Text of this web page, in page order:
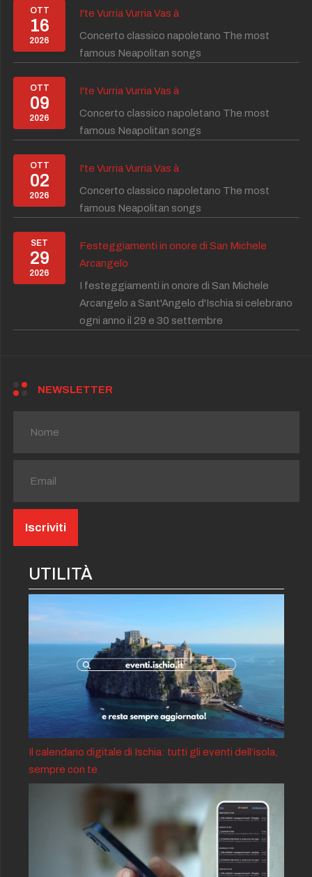
OTT
16
2026
I'te Vurria Vurria Vas à
Concerto classico napoletano The most
famous Neapolitan songs
OTT
09
2026
I'te Vurria Vurria Vas à
Concerto classico napoletano The most
famous Neapolitan songs
OTT
02
2026
I'te Vurria Vurria Vas à
Concerto classico napoletano The most
famous Neapolitan songs
SET
29
2026
Festeggiamenti in onore di San Michele
Arcangelo
I festeggiamenti in onore di San Michele
Arcangelo a Sant'Angelo d'Ischia si celebrano
ogni anno il 29 e 30 settembre
NEWSLETTER
UTILITÀ
Il calendario digitale di Ischia: tutti gli eventi dell’isola,
sempre con te